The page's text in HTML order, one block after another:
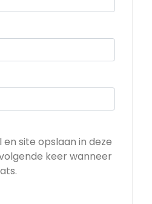
site opslaan in deze
keer wanneer